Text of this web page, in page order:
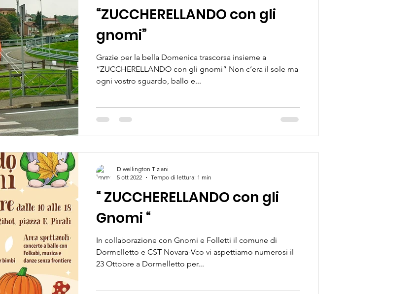
“ZUCCHERELLANDO con gli
gnomi”
Grazie per la bella Domenica trascorsa insieme a
“ZUCCHERELLANDO con gli gnomi” Non c’era il sole ma
ogni vostro sguardo, ballo e...
“ ZUCCHERELLANDO con gli
Gnomi “
In collaborazione con Gnomi e Folletti il comune di
Dormelletto e CST Novara-Vco vi aspettiamo numerosi il
23 Ottobre a Dormelletto per...
Diwellington Tiziani
5 ott 2022
Tempo di lettura: 1 min